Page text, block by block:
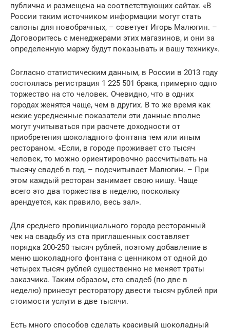
публична и размещена на соответствующих сайтах. «В
России таким источником информации могут стать
салоны для новобрачных, – советует Игорь Малюгин. –
Договоритесь с менеджерами этих магазинов, и они за
определенную маржу будут показывать и вашу технику».
Согласно статистическим данным, в России в 2013 году
состоялась регистрация 1 225 501 брака, примерно одно
торжество на сто человек. Очевидно, что в одних
городах женятся чаще, чем в других. В то же время как
некие усредненные показатели эти данные вполне
могут учитываться при расчете доходности от
приобретения шоколадного фонтана тем или иным
рестораном. «Если, в городе проживает сто тысяч
человек, то можно ориентировочно рассчитывать на
тысячу свадеб в год, – подсчитывает Малюгин. – При
этом каждый ресторан занимает свою нишу. Чаще
всего это два торжества в неделю, поскольку
арендуется, как правило, весь зал».
Для среднего провинциального города ресторанный
чек на свадьбу из ста приглашенных составляет
порядка 200-250 тысяч рублей, поэтому добавление в
меню шоколадного фонтана с ценником от одной до
четырех тысяч рублей существенно не меняет траты
заказчика. Таким образом, сто свадеб (по две в
неделю) принесут ресторатору двести тысяч рублей при
стоимости услуги в две тысячи.
Есть много способов сделать красивый шоколадный